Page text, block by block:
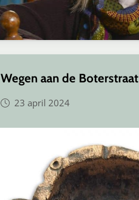
Wegen aan de Boterstraat
23 april 2024